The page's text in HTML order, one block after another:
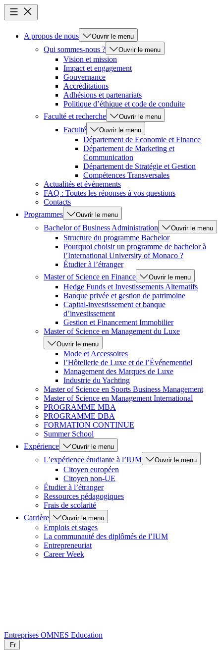
A propos de nous Ouvrir le menu
Qui sommes-nous ? Ouvrir le menu
Vision et mission
Impact et engagement
Gouvernance
Accréditations
Adhésions et partenariats
Politique d’éthique et code de conduite
Faculté et recherche
Ouvrir le menu
Faculté Ouvrir le menu
Département de Economie et Finance
Département de Marketing et
Communication
Département de Stratégie et Gestion
Compétences Transversales
Actualités et événements
FAQ : Toutes les réponses à vos questions
Contacts
Programmes
Ouvrir le menu
Bachelor of Business Administration Ouvrir le menu
Structure du programme Bachelor
Pourquoi choisir un programme de bachelor à
l’International University of Monaco ?
Étudier à l’étranger
Master of Science en Finance
Ouvrir le menu
Hedge Funds et Investissements Alternatifs
Banque privée et gestion de patrimoine
Capital-investissement et banque
d’investissement
Gestion et Financement Immobilier
Master of Science en Management du Luxe
Ouvrir le menu
Mode et Accessoires
l’Hôtellerie de Luxe et de l’Événementiel
Management des Marques de Luxe
Industrie du Yachting
Master of Science en Sports Business Management
Master of Science en Management International
PROGRAMME MBA
PROGRAMME DBA
FORMATION CONTINUE
Summer School
Expérience
Ouvrir le menu
L’expérience étudiante à l’IUM Ouvrir le menu
Citoyen européen
Citoyen non-UE
Étudier à l’étranger
Ressources pédagogiques
Frais de scolarité
Carrière
Ouvrir le menu
Emplois et stages
La communauté des diplômés de l’IUM
Entrepreneuriat
Career Week
Entreprises OMNES Education
Fr